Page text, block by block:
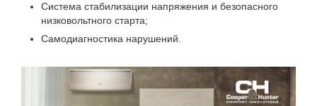
Система стабилизации напряжения и безопасного
низковольтного старта;
Самодиагностика нарушений.